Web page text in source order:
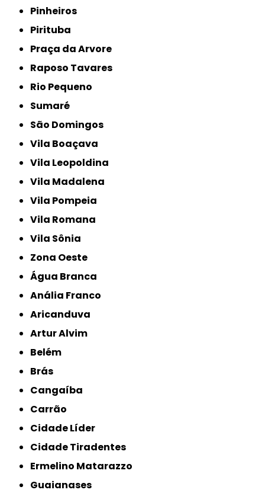
Pinheiros
Pirituba
Praça da Arvore
Raposo Tavares
Rio Pequeno
Sumaré
São Domingos
Vila Boaçava
Vila Leopoldina
Vila Madalena
Vila Pompeia
Vila Romana
Vila Sônia
Zona Oeste
Água Branca
Anália Franco
Aricanduva
Artur Alvim
Belém
Brás
Cangaíba
Carrão
Cidade Líder
Cidade Tiradentes
Ermelino Matarazzo
Guaianases